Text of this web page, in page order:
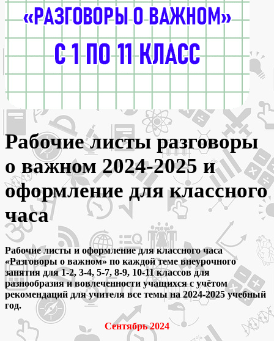
Рабочие листы разговоры
о важном 2024-2025 и
оформление для классного
часа
Рабочие листы и оформление для классного часа
«Разговоры о важном» по каждой теме внеурочного
занятия для 1-2, 3-4, 5-7, 8-9, 10-11 классов для
разнообразия и вовлеченности учащихся с учётом
рекомендаций для учителя все темы на 2024-2025 учебный
год.
Сентябрь 2024